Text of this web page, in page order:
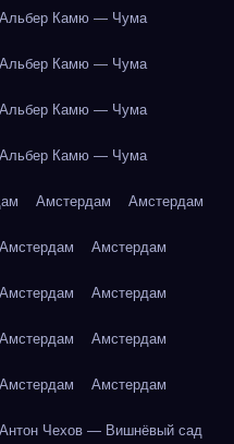
Альбер Камю — Чума
Альбер Камю — Чума
Альбер Камю — Чума
Альбер Камю — Чума
Амстердам Амстердам
Амстердам Амстердам
Амстердам Амстердам
Амстердам Амстердам
Амстердам Амстердам
Антон Чехов — Вишнёвый сад